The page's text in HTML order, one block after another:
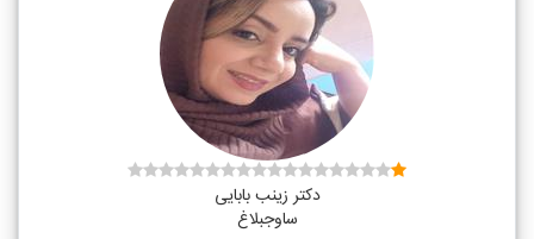
دکتر زینب بابایی
ساوجبلاغ